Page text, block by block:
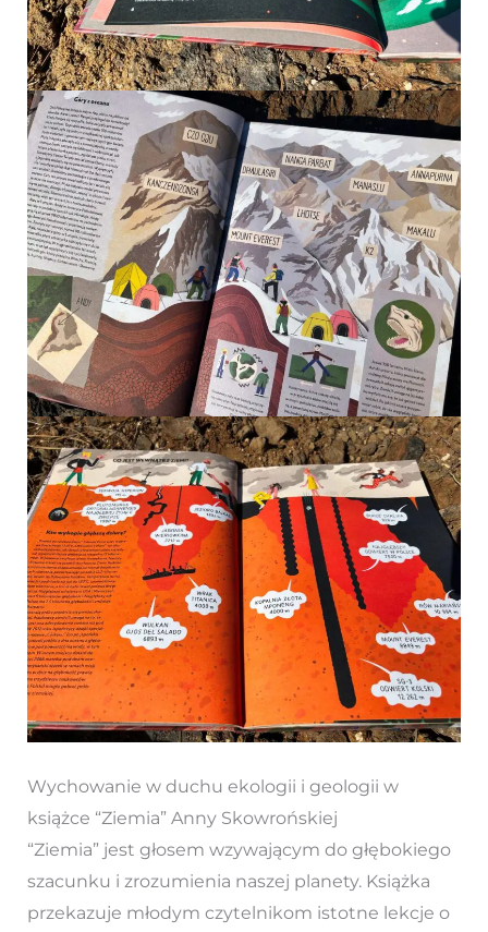
Wychowanie w duchu ekologii i geologii w
książce “Ziemia” Anny Skowrońskiej
“Ziemia” jest głosem wzywającym do głębokiego
szacunku i zrozumienia naszej planety. Książka
przekazuje młodym czytelnikom istotne lekcje o